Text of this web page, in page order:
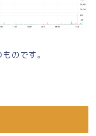
のです。